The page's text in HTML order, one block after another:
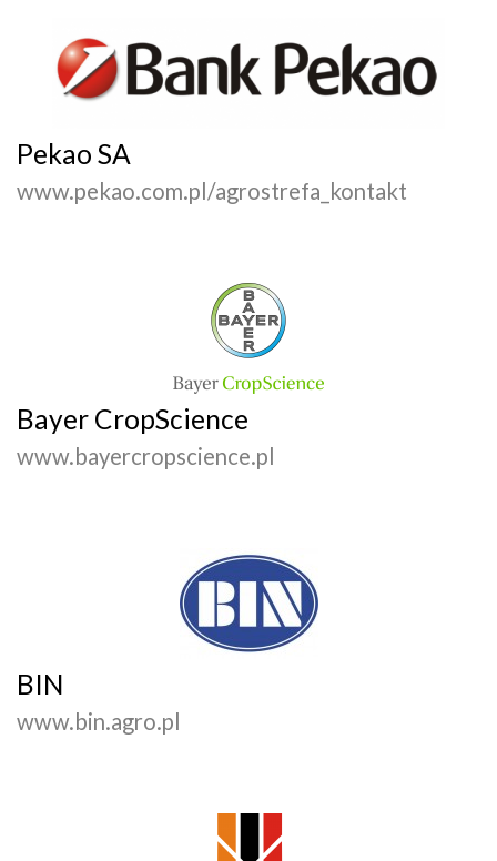
Pekao SA
www.pekao.com.pl/agrostrefa_kontakt
Bayer CropScience
www.bayercropscience.pl
BIN
www.bin.agro.pl